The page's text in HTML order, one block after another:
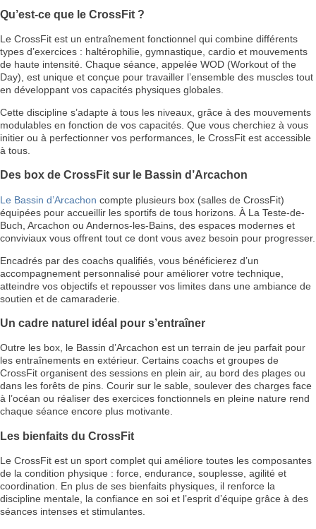
Qu’est-ce que le CrossFit ?
Le CrossFit est un entraînement fonctionnel qui combine différents
types d’exercices : haltérophilie, gymnastique, cardio et mouvements
de haute intensité. Chaque séance, appelée WOD (Workout of the
Day), est unique et conçue pour travailler l’ensemble des muscles tout
en développant vos capacités physiques globales.
Cette discipline s’adapte à tous les niveaux, grâce à des mouvements
modulables en fonction de vos capacités. Que vous cherchiez à vous
initier ou à perfectionner vos performances, le CrossFit est accessible
à tous.
Des box de CrossFit sur le Bassin d’Arcachon
Le Bassin d’Arcachon compte plusieurs box (salles de CrossFit)
équipées pour accueillir les sportifs de tous horizons. À La Teste-de-
Buch, Arcachon ou Andernos-les-Bains, des espaces modernes et
conviviaux vous offrent tout ce dont vous avez besoin pour progresser.
Encadrés par des coachs qualifiés, vous bénéficierez d’un
accompagnement personnalisé pour améliorer votre technique,
atteindre vos objectifs et repousser vos limites dans une ambiance de
soutien et de camaraderie.
Un cadre naturel idéal pour s’entraîner
Outre les box, le Bassin d’Arcachon est un terrain de jeu parfait pour
les entraînements en extérieur. Certains coachs et groupes de
CrossFit organisent des sessions en plein air, au bord des plages ou
dans les forêts de pins. Courir sur le sable, soulever des charges face
à l’océan ou réaliser des exercices fonctionnels en pleine nature rend
chaque séance encore plus motivante.
Les bienfaits du CrossFit
Le CrossFit est un sport complet qui améliore toutes les composantes
de la condition physique : force, endurance, souplesse, agilité et
coordination. En plus de ses bienfaits physiques, il renforce la
discipline mentale, la confiance en soi et l’esprit d’équipe grâce à des
séances intenses et stimulantes.